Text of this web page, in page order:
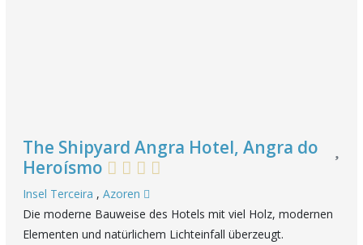
The Shipyard Angra Hotel, Angra do
Heroísmo
Insel Terceira , Azoren
Die moderne Bauweise des Hotels mit viel Holz, modernen
Elementen und natürlichem Lichteinfall überzeugt.